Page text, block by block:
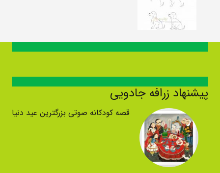
پیشنهاد زرافه جادویی
قصه کودکانه صوتی بزرگترین عید دنیا